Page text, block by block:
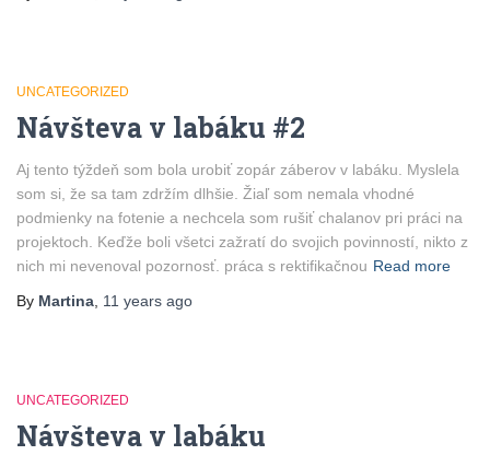
UNCATEGORIZED
Návšteva v labáku #2
Aj tento týždeň som bola urobiť zopár záberov v labáku. Myslela
som si, že sa tam zdržím dlhšie. Žiaľ som nemala vhodné
podmienky na fotenie a nechcela som rušiť chalanov pri práci na
projektoch. Keďže boli všetci zažratí do svojich povinností, nikto z
nich mi nevenoval pozornosť. práca s rektifikačnou Read more
By Martina 11 years ago
UNCATEGORIZED
Návšteva v labáku